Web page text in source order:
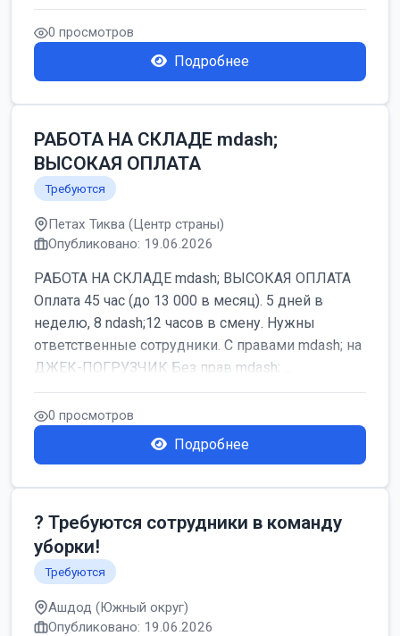
0 просмотров
Подробнее
РАБОТА НА СКЛАДЕ mdash;
ВЫСОКАЯ ОПЛАТА
Требуются
Петах Тиква (Центр страны)
Опубликовано: 19.06.2026
РАБОТА НА СКЛАДЕ mdash; ВЫСОКАЯ ОПЛАТА
Оплата 45 час (до 13 000 в месяц). 5 дней в
неделю, 8 ndash;12 часов в смену. Нужны
ответственные сотрудники. С правами mdash; на
ДЖЕК-ПОГРУЗЧИК Без прав mdash; ...
0 просмотров
Подробнее
? Требуются сотрудники в команду
уборки!
Требуются
Ашдод (Южный округ)
Опубликовано: 19.06.2026